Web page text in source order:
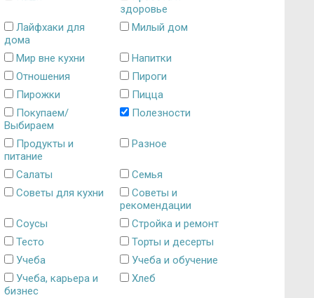
здоровье
Лайфхаки для
дома
Милый дом
Мир вне кухни
Напитки
Отношения
Пироги
Пирожки
Пицца
Покупаем/
Выбираем
Полезности
Продукты и
питание
Разное
Салаты
Семья
Советы для кухни
Советы и
рекомендации
Соусы
Стройка и ремонт
Тесто
Торты и десерты
Учеба
Учеба и обучение
Учеба, карьера и
бизнес
Хлеб